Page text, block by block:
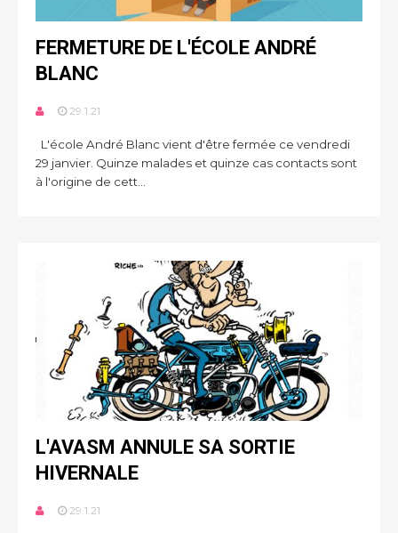
FERMETURE DE L'ÉCOLE ANDRÉ
BLANC
29.1.21
L'école André Blanc vient d'être fermée ce vendredi
29 janvier. Quinze malades et quinze cas contacts sont
à l'origine de cett...
L'AVASM ANNULE SA SORTIE
HIVERNALE
29.1.21